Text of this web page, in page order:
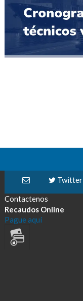
Contactenos
Twitter
Recaudos Online
Pague aquí